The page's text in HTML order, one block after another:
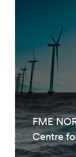
FME
Centre